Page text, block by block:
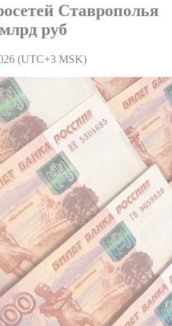
Ставрополья
руб
(UTC+3 MSK)